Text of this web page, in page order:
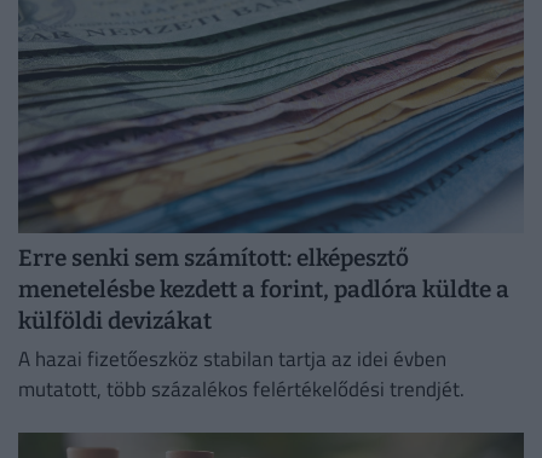
Erre senki sem számított: elképesztő
menetelésbe kezdett a forint, padlóra küldte a
külföldi devizákat
A hazai fizetőeszköz stabilan tartja az idei évben
mutatott, több százalékos felértékelődési trendjét.